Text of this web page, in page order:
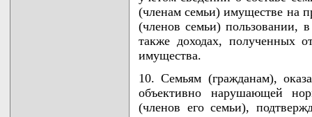
(членам семьи) имуществе на
(членов семьи) пользовании,
также доходах, полученных
имущества.
10. Семьям (гражданам),
объективно нарушающей
(членов его семьи),